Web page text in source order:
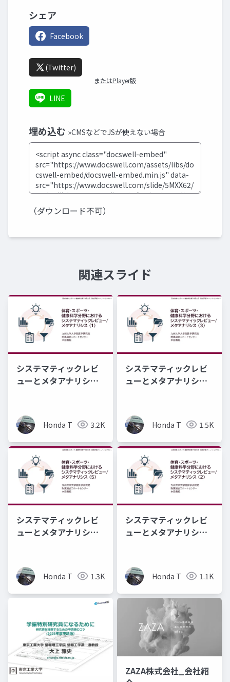
シェア
Facebook
(Twitter)
またはPlayer版
LINE
埋め込む »CMSなどでJSが使えない場合
（ダウンロード不可）
関連スライド
システマティックレビ
ューとメタアナリシ
Honda T 3.2K
システマティックレビ
ューとメタアナリシ
Honda T 1.5K
システマティックレビ
ューとメタアナリシ
Honda T 1.3K
システマティックレビ
ューとメタアナリシ
Honda T 1.1K
ZAZA株式会社_会社紹